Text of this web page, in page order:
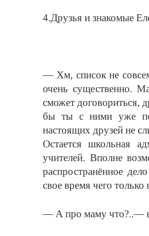
4.Друзья и знакомые
— Хм, список не
очень существенно.
сможет договориться,
бы ты с ними уже
настоящих друзей не
Остается школьная
учителей. Вполне
распространённое
свое время чего
— А про маму что?..—